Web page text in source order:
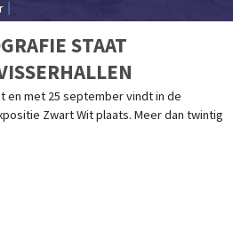
STAAT
en met 25 september vindt in de
Zwart Wit plaats. Meer dan twintig